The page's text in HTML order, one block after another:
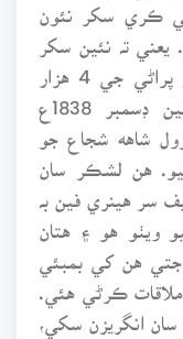
ڪري سکر نئون
يعني تہ نئين سکر
جي 1839ع ۾ آبادي 4 هزار ۽ سکر پراڻي جي 4 هزار
فوج ۽ 6 هزار معزول شاهه شجاع جو
ٿيو. هن لشڪر سان
سر هينري فين بہ
ويٺو هو ۽ هتان
جتي هن کي بمبئي
ڪرڻي هئي.
سان انگريزن سکي،